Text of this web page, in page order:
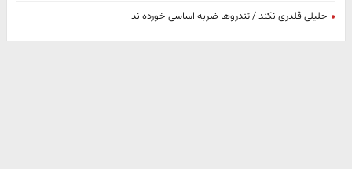
جلیلی قلدری نکند / تندرو‌ها ضربه اساسی خورده‌اند